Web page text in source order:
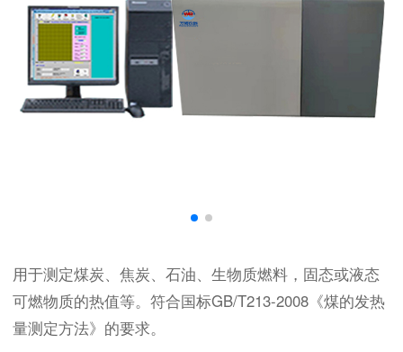
用于测定煤炭、焦炭、石油、生物质燃料，固态或液态
可燃物质的热值等。符合国标GB/T213-2008《煤的发热
量测定方法》的要求。